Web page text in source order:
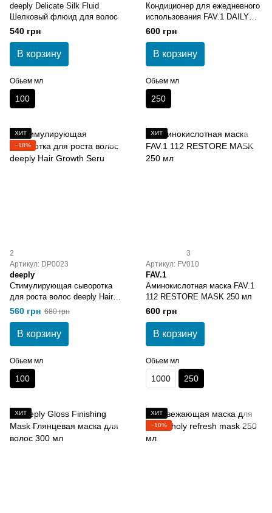
deeply Delicate Silk Fluid
Шелковый флюид для волос
540 грн
В корзину
Обьем мл
100
Кондиционер для ежедневного
использования FAV.1 DAILY
SHINE CONDITIONER
600 грн
В корзину
Обьем мл
250
ХИТ
−18%
2
Артикул: DP0023
deeply
Стимулирующая сыворотка
для роста волос deeply Hair
Growth Seru
560 грн 680 грн
В корзину
Обьем мл
100
ХИТ
3
Артикул: FV010
FAV.1
Аминокислотная маска FAV.1
112 RESTORE MASK 250 мл
600 грн
В корзину
Обьем мл
1000 250
ХИТ
ХИТ
−10%